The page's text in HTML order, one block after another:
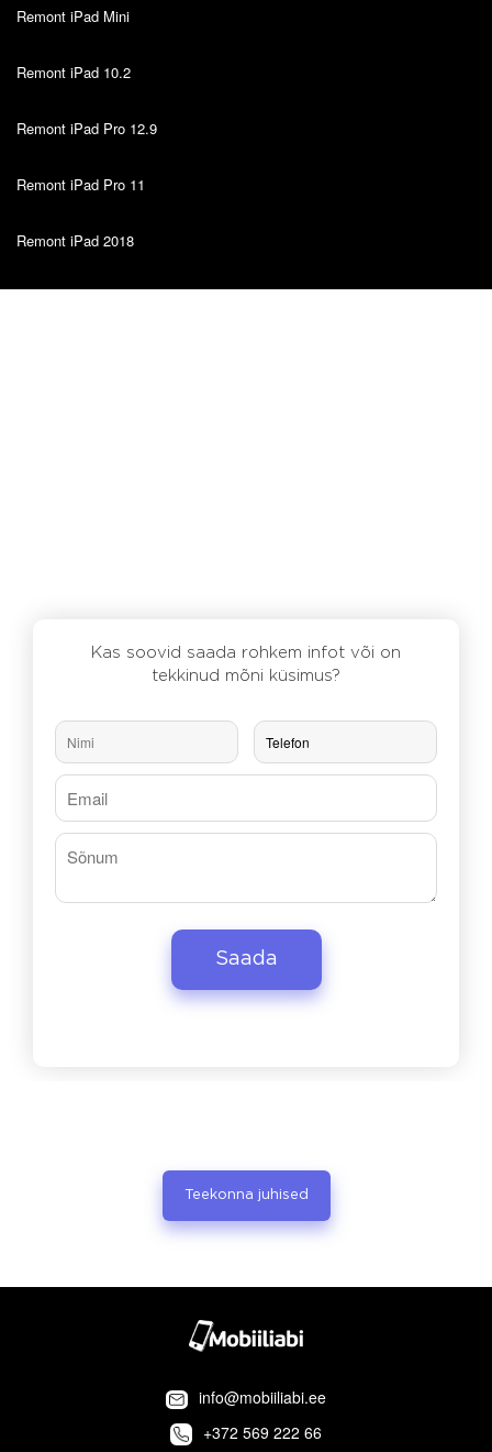
Remont iPad Mini
Remont iPad 10.2
Remont iPad Pro 12.9
Remont iPad Pro 11
Remont iPad 2018
Kas soovid saada rohkem infot või on
tekkinud mõni küsimus?
Teekonna juhised
info@mobiiliabi.ee
+372 569 222 66